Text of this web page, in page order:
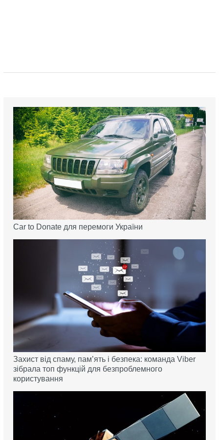
Car to Donate для перемоги України
Захист від спаму, памʼять і безпека: команда Viber
зібрала топ функцій для безпроблемного
користування